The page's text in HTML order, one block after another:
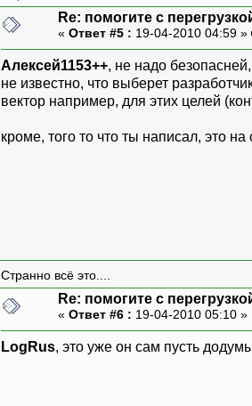
}
}
void Buh::show()
for(int i = 0; i <
{
setlocale(0,
Buh h;
char c;
Re: помогите с
« Ответ #5 : 19-04-2010 04:59 »
Алексей1153++, не надо
не известно, что выберет
вектор например, для этих целей
кроме, того то что ты написал, это
Странно всё это....
Re: помогите с
« Ответ #6 : 19-04-2010 05:10 »
LogRus, это уже он сам пусть